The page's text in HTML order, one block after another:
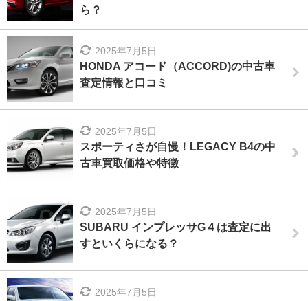
ら？
2025年7月5日
HONDA アコード（ACCORD)の中古車
査定情報と口コミ
2025年7月5日
スポーティさが自慢！LEGACY B4の中
古車買取価格や特徴
2025年7月5日
SUBARU インプレッサG４は査定に出
すといくらになる？
2025年7月5日